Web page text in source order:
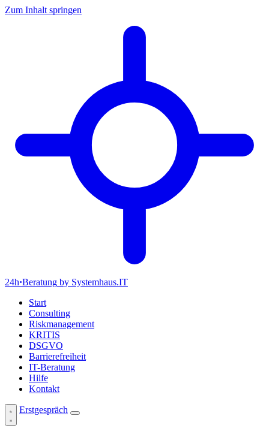
Zum Inhalt springen
24h·Beratung by Systemhaus.IT
Start
Consulting
Riskmanagement
KRITIS
DSGVO
Barrierefreiheit
IT-Beratung
Hilfe
Kontakt
Erstgespräch